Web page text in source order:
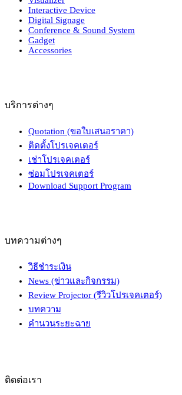
Interactive Device
Digital Signage
Conference & Sound System
Gadget
Accessories
บริการต่างๆ
Quotation (ขอใบเสนอราคา)
ติดตั้งโปรเจคเตอร์
เช่าโปรเจคเตอร์
ซ่อมโปรเจคเตอร์
Download Support Program
บทความต่างๆ
วิธีชำระเงิน
News (ข่าวและกิจกรรม)
Review Projector (รีวิวโปรเจคเตอร์)
บทความ
คำนวนระยะฉาย
ติดต่อเรา